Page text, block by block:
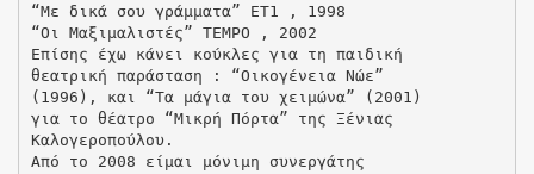
“Με δικά σου γράμματα” ΕΤ1 , 1998
“Οι Μαξιμαλιστές” TEMPO , 2002
Επίσης έχω κάνει κούκλες για τη παιδική
θεατρική παράσταση : “Οικογένεια Νώε”
(1996), και “Τα μάγια του χειμώνα” (2001)
για το θέατρο “Μικρή Πόρτα” της Ξένιας
Καλογεροπούλου.
Από το 2008 είμαι μόνιμη συνεργάτης